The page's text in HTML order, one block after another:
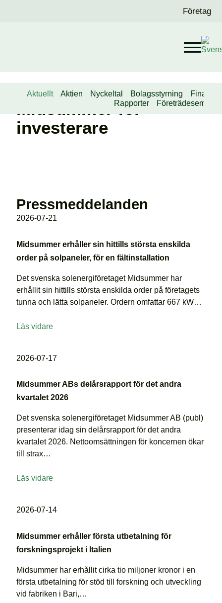
Företag
Aktuellt Aktien Nyckeltal Bolagsstyrning
Rapporter
Midsummer för
investerare
Pressmeddelanden
2026-07-21
Midsummer erhåller sin hittills största enskilda
order på solpaneler, för en fältinstallation
Det svenska solenergiföretaget Midsummer har
erhållit sin hittills största enskilda order på företagets
tunna och lätta solpaneler. Ordern omfattar 667 kW…
Läs vidare
2026-07-17
Midsummer ABs delårsrapport för det andra
kvartalet 2026
Det svenska solenergiföretaget Midsummer AB (publ)
presenterar idag sin delårsrapport för det andra
kvartalet 2026. Nettoomsättningen för koncernen ökar
till strax…
Läs vidare
2026-07-14
Midsummer erhåller första utbetalning för
forskningsprojekt i Italien
Midsummer har erhållit cirka tio miljoner kronor i en
första utbetalning för stöd till forskning och utveckling
vid fabriken i Bari,…